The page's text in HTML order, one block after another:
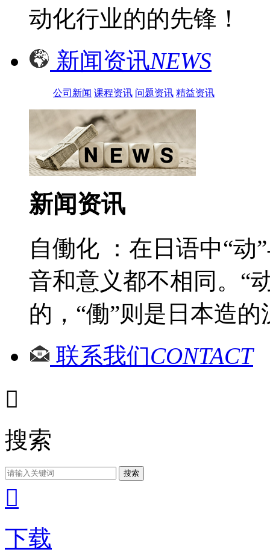
动化行业的的先锋！
新闻资讯NEWS
公司新闻 课程资讯 问题资讯 精益资讯
新闻资讯
自働化 ：在日语中“动
音和意义都不相同。“
的，“働”则是日本造的
联系我们CONTACT

搜索
搜索

下载